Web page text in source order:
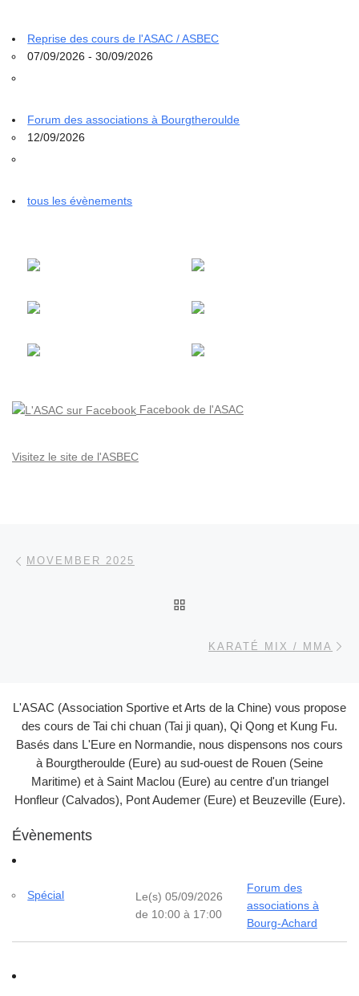
Reprise des cours de l'ASAC / ASBEC
07/09/2026 - 30/09/2026
Forum des associations à Bourgtheroulde
12/09/2026
tous les évènements
Facebook de l'ASAC
Visitez le site de l'ASBEC
Parcourir les articles
MOVEMBER 2025
KARATÉ MIX / MMA
L'ASAC (Association Sportive et Arts de la Chine) vous propose
des cours de Tai chi chuan (Tai ji quan), Qi Qong et Kung Fu.
Basés dans L'Eure en Normandie, nous dispensons nos cours
à Bourgtheroulde (Eure) au sud-ouest de Rouen (Seine
Maritime) et à Saint Maclou (Eure) au centre d'un triangel
Honfleur (Calvados), Pont Audemer (Eure) et Beuzeville (Eure).
Évènements
Spécial
Le(s) 05/09/2026
de 10:00 à 17:00
Forum des
associations à
Bourg-Achard